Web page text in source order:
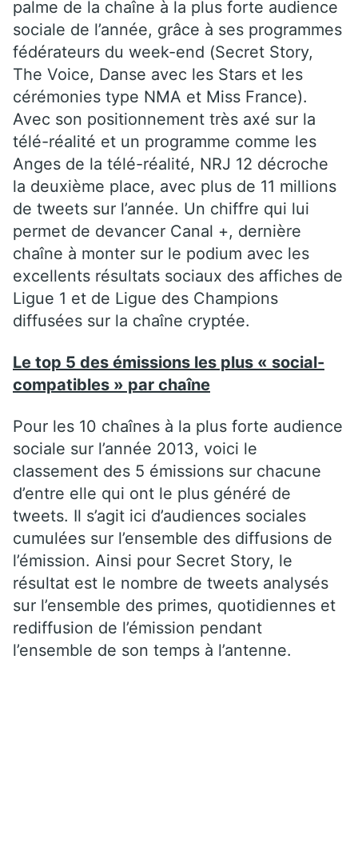
palme de la chaîne à la plus forte audience
sociale de l’année, grâce à ses programmes
fédérateurs du week-end (Secret Story,
The Voice, Danse avec les Stars et les
cérémonies type NMA et Miss France).
Avec son positionnement très axé sur la
télé-réalité et un programme comme les
Anges de la télé-réalité, NRJ 12 décroche
la deuxième place, avec plus de 11 millions
de tweets sur l’année. Un chiffre qui lui
permet de devancer Canal +, dernière
chaîne à monter sur le podium avec les
excellents résultats sociaux des affiches de
Ligue 1 et de Ligue des Champions
diffusées sur la chaîne cryptée.
Le top 5 des émissions les plus « social-
compatibles » par chaîne
Pour les 10 chaînes à la plus forte audience
sociale sur l’année 2013, voici le
classement des 5 émissions sur chacune
d’entre elle qui ont le plus généré de
tweets. Il s’agit ici d’audiences sociales
cumulées sur l’ensemble des diffusions de
l’émission. Ainsi pour Secret Story, le
résultat est le nombre de tweets analysés
sur l’ensemble des primes, quotidiennes et
rediffusion de l’émission pendant
l’ensemble de son temps à l’antenne.